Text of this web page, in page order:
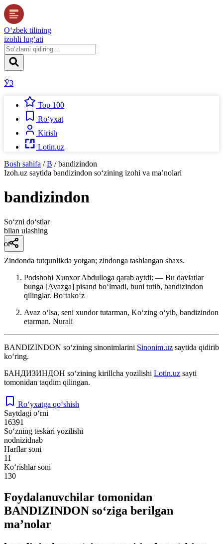
O‘zbek tilining
izohli lug‘ati
ЎЗ
Top 100
Ro‘yxat
Kirish
Lotin.uz
Bosh sahifa / B / bandizindon
Izoh.uz saytida bandizindon so‘zining izohi va ma’nolari
bandizindon
So‘zni do‘stlar
bilan ulashing
ot
Zindonda tutqunlikda yotgan; zindonga tashlangan shaxs.
Podshohi Xunxor Abdulloga qarab aytdi: — Bu davlatlar
bunga [Avazga] pisand boʻlmadi, buni tutib, bandizindon
qilinglar. Boʻtakoʻz
Avaz oʻlsa, seni xundor tutarman, Koʻzing oʻyib, bandizindon
etarman. Nurali
BANDIZINDON so‘zining sinonimlarini Sinonim.uz saytida qidirib
ko‘ring.
БАНДИЗИНДОН so‘zining kirillcha yozilishi Lotin.uz sayti
tomonidan taqdim qilingan.
Ro‘yxatga qo‘shish
Saytdagi o‘rni
16391
So‘zning teskari yozilishi
nodnizidnab
Harflar soni
11
Ko‘rishlar soni
130
Foydalanuvchilar tomonidan
BANDIZINDON so‘ziga berilgan
ma’nolar